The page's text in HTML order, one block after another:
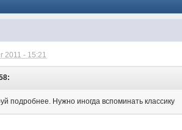
2011 - 15:21
подробнее. Нужно иногда вспоминать классику